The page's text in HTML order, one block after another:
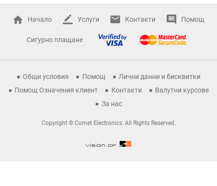
Начало Услуги Контакти Помощ
Сигурно плащане
Общи условия Помощ
Лични данни и бисквитки
Помощ Означения клиент
Контакти
Валутни курсове
За нас
Copyright © Comet Electronics. All Rights Reserved.